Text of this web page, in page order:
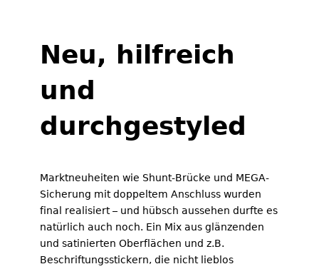
Neu, hilfreich
und
durchgestyled
Marktneuheiten wie Shunt-Brücke und MEGA-
Sicherung mit doppeltem Anschluss wurden
final realisiert – und hübsch aussehen durfte es
natürlich auch noch. Ein Mix aus glänzenden
und satinierten Oberflächen und z.B.
Beschriftungsstickern, die nicht lieblos